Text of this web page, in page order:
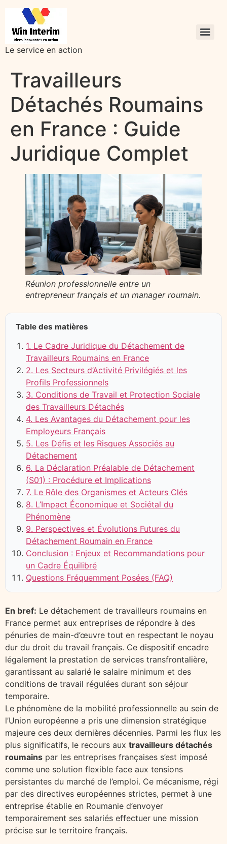
Le service en action
Travailleurs
Détachés Roumains
en France : Guide
Juridique Complet
Réunion professionnelle entre un
entrepreneur français et un manager roumain.
Table des matières
1. Le Cadre Juridique du Détachement de
Travailleurs Roumains en France
2. Les Secteurs d’Activité Privilégiés et les
Profils Professionnels
3. Conditions de Travail et Protection Sociale
des Travailleurs Détachés
4. Les Avantages du Détachement pour les
Employeurs Français
5. Les Défis et les Risques Associés au
Détachement
6. La Déclaration Préalable de Détachement
(S01) : Procédure et Implications
7. Le Rôle des Organismes et Acteurs Clés
8. L’Impact Économique et Sociétal du
Phénomène
9. Perspectives et Évolutions Futures du
Détachement Roumain en France
Conclusion : Enjeux et Recommandations pour
un Cadre Équilibré
Questions Fréquemment Posées (FAQ)
En bref: Le détachement de travailleurs roumains en
France permet aux entreprises de répondre à des
pénuries de main-d’œuvre tout en respectant le noyau
dur du droit du travail français. Ce dispositif encadre
légalement la prestation de services transfrontalière,
garantissant au salarié le salaire minimum et des
conditions de travail régulées durant son séjour
temporaire.
Le phénomène de la mobilité professionnelle au sein de
l’Union européenne a pris une dimension stratégique
majeure ces deux dernières décennies. Parmi les flux les
plus significatifs, le recours aux travailleurs détachés
roumains par les entreprises françaises s’est imposé
comme une solution flexible face aux tensions
persistantes du marché de l’emploi. Ce mécanisme, régi
par des directives européennes strictes, permet à une
entreprise établie en Roumanie d’envoyer
temporairement ses salariés effectuer une mission
précise sur le territoire français.